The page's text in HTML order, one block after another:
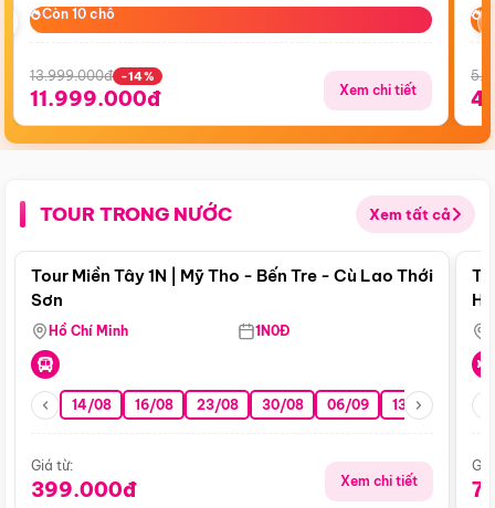
Còn 10 chỗ
Còn 10 chỗ
13.999.000đ -14%
11.999.000đ Xem chi tiết
TOUR TRONG NƯỚC Xem tất cả
Điểm nổi bật
Tour Miền Tây 1N | Mỹ Tho - Bến Tre - Cù Lao Thới
Sơn
Hồ Chí Minh 1N0Đ
14/08 16/08 23/08 30/08 06/09 13/09 20/09
Giá từ:
399.000đ Xem chi tiết